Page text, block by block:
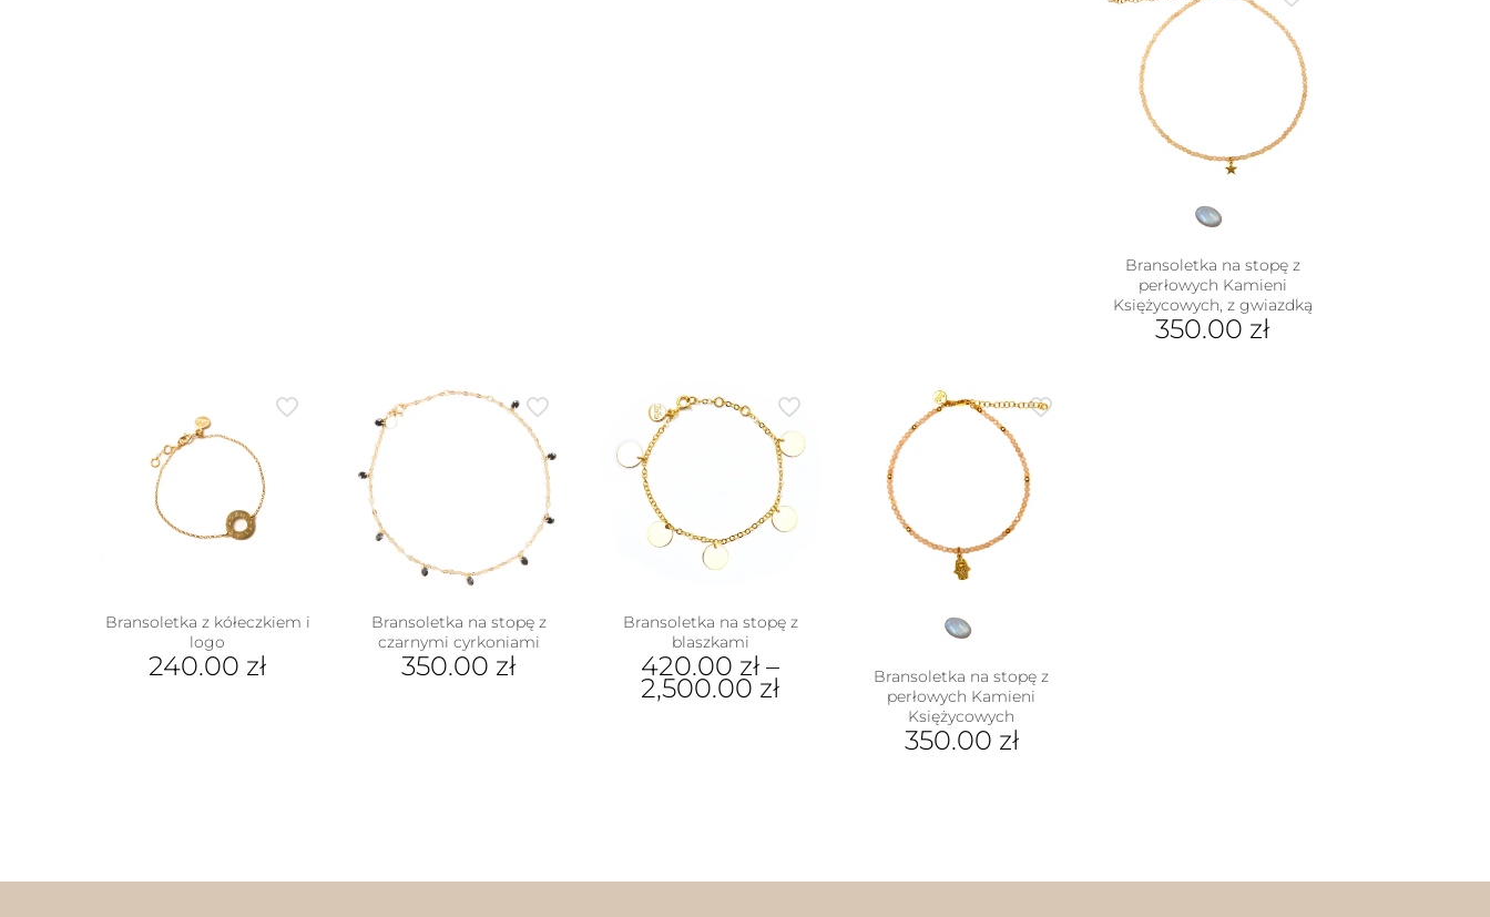
Bransoletka na stopę z
perłowych Kamieni
Księżycowych, z gwiazdką
350.00 zł
Bransoletka z kółeczkiem i
logo
240.00 zł
Bransoletka na stopę z
czarnymi cyrkoniami
350.00 zł
Bransoletka na stopę z
blaszkami
420.00 zł –
2,500.00 zł
Bransoletka na stopę z
perłowych Kamieni
Księżycowych
350.00 zł